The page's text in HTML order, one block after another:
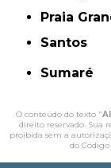
Praia
Santos
Sumaré
O conteúdo do texto "
direito reservado. Sua
proibida sem a
do